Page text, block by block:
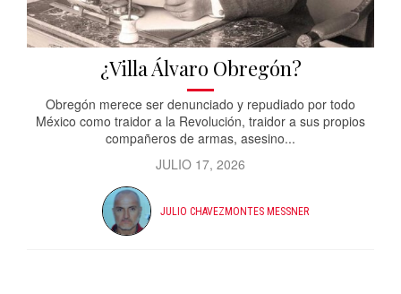
¿Villa Álvaro Obregón?
Obregón merece ser denunciado y repudiado por todo
México como traidor a la Revolución, traidor a sus propios
compañeros de armas, asesino...
JULIO 17, 2026
JULIO CHAVEZMONTES MESSNER